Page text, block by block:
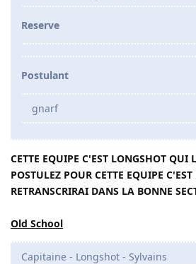
Reserve
Postulant
gnarf
CETTE EQUIPE C'EST LONGSHOT QUI
POSTULEZ POUR CETTE EQUIPE
RETRANSCRIRAI DANS LA BONNE
Old School
Capitaine - Longshot - Sylvains